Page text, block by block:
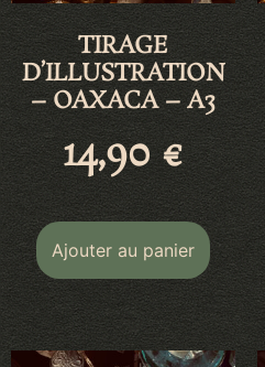
TIRAGE
D’ILLUSTRATION
– OAXACA – A3
14,90€
Ajouter au panier